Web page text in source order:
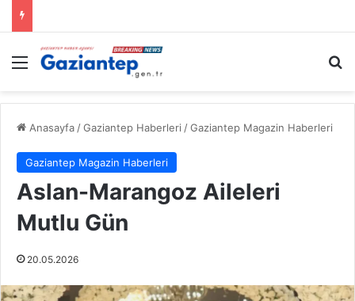
Menü
Anasayfa /Gaziantep Haberleri /Gaziantep Magazin Haberleri
Gaziantep Magazin Haberleri
Aslan-Marangoz Aileleri
Mutlu Gün
20.05.2026